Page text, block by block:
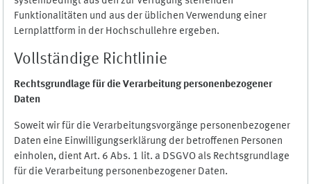
Funktionalitäten und aus der üblichen Verwendung einer
Lernplattform in der Hochschullehre ergeben.
Vollständige Richtlinie
Rechtsgrundlage für die Verarbeitung personenbezogener
Daten
Soweit wir für die Verarbeitungsvorgänge personenbezogener
Daten eine Einwilligungserklärung der betroffenen Personen
einholen, dient Art. 6 Abs. 1 lit. a DSGVO als Rechtsgrundlage
für die Verarbeitung personenbezogener Daten.